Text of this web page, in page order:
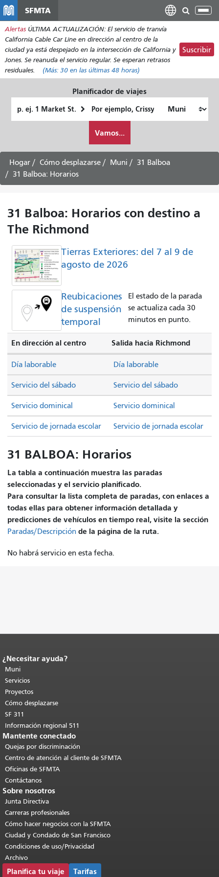
contenido
principal
SFMTA
Alertas ÚLTIMA ACTUALIZACIÓN: El servicio de tranvía
California Cable Car Line en dirección al centro de la
ciudad ya está despejado en la intersección de California y
Jones. Se reanuda el servicio regular. Se esperan retrasos
residuales.
(Más: 30 en las últimas 48 horas)
Suscribir
Planificador de viajes
de
quiero
viajar
Vamos...
Hogar Cómo desplazarse Muni
31 Balboa
31 Balboa: Horarios
31 Balboa: Horarios con destino a
The Richmond
Tierras Exteriores: del 7 al 9 de
agosto de 2026
Reubicaciones
de suspensión
temporal
El estado de la parada
se actualiza cada 30
minutos en punto.
En dirección al centro Salida hacia Richmond
Servicio del sábado Servicio del sábado
Servicio dominical Servicio dominical
Día laborable Día laborable
Servicio de jornada escolar Servicio de jornada escolar
31 BALBOA: Horarios
La tabla a continuación muestra las paradas
seleccionadas y el servicio planificado.
Para consultar la lista completa de paradas, con enlaces a
todas ellas para obtener información detallada y
predicciones de vehículos en tiempo real, visite la sección
Paradas/Descripción de la página de la ruta.
No habrá servicio en esta fecha.
Fin del contenido de la página.
de esta página se repite en todas las
páginas.Volver al principio del
contenido principal
¿Necesitar ayuda?
Muni
Servicios
Proyectos
Cómo desplazarse
SF 311
Información regional 511
Mantente conectado
Quejas por discriminación
Centro de atención al cliente de SFMTA
Oficinas de SFMTA
Contáctanos
Sobre nosotros
Junta Directiva
Carreras profesionales
Cómo hacer negocios con la SFMTA
Ciudad y Condado de San Francisco
Condiciones de uso/Privacidad
Archivo
Planifica tu viaje Tarifas